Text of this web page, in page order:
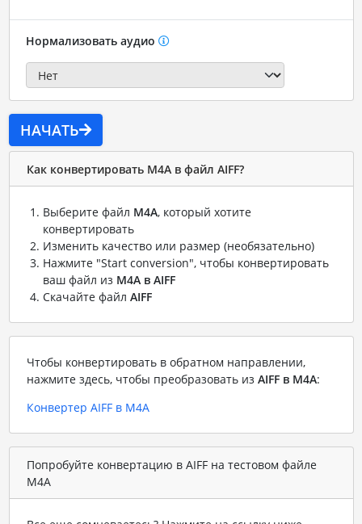
Нормализовать аудио
НАЧАТЬ
Как конвертировать M4A в файл AIFF?
Выберите файл M4A, который хотите
конвертировать
Изменить качество или размер (необязательно)
Нажмите "Start conversion", чтобы конвертировать
ваш файл из M4A в AIFF
Скачайте файл AIFF
Чтобы конвертировать в обратном направлении,
нажмите здесь, чтобы преобразовать из AIFF в M4A:
Конвертер AIFF в M4A
Попробуйте конвертацию в AIFF на тестовом файле
M4A